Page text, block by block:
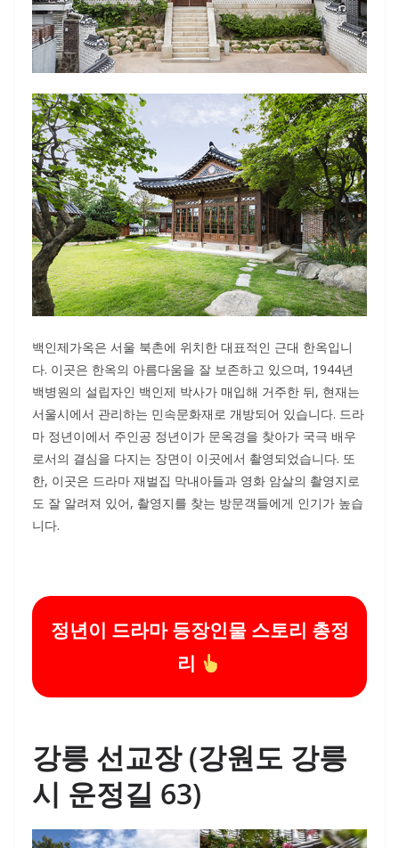
백인제가옥은 서울 북촌에 위치한 대표적인 근대 한옥입니
다. 이곳은 한옥의 아름다움을 잘 보존하고 있으며, 1944년
백병원의 설립자인 백인제 박사가 매입해 거주한 뒤, 현재는
서울시에서 관리하는 민속문화재로 개방되어 있습니다. 드라
마 정년이에서 주인공 정년이가 문옥경을 찾아가 국극 배우
로서의 결심을 다지는 장면이 이곳에서 촬영되었습니다. 또
한, 이곳은 드라마 재벌집 막내아들과 영화 암살의 촬영지로
도 잘 알려져 있어, 촬영지를 찾는 방문객들에게 인기가 높습
니다.
정년이 드라마 등장인물 스토리 총정
리
강릉 선교장 (강원도 강릉
시 운정길 63)